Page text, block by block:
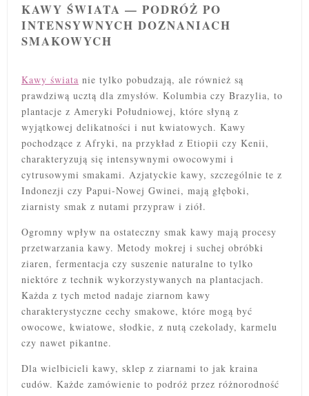
KAWY ŚWIATA — PODRÓŻ PO
INTENSYWNYCH DOZNANIACH
SMAKOWYCH
Kawy świata nie tylko pobudzają, ale również są
prawdziwą ucztą dla zmysłów. Kolumbia czy Brazylia, to
plantacje z Ameryki Południowej, które słyną z
wyjątkowej delikatności i nut kwiatowych. Kawy
pochodzące z Afryki, na przykład z Etiopii czy Kenii,
charakteryzują się intensywnymi owocowymi i
cytrusowymi smakami. Azjatyckie kawy, szczególnie te z
Indonezji czy Papui-Nowej Gwinei, mają głęboki,
ziarnisty smak z nutami przypraw i ziół.
Ogromny wpływ na ostateczny smak kawy mają procesy
przetwarzania kawy. Metody mokrej i suchej obróbki
ziaren, fermentacja czy suszenie naturalne to tylko
niektóre z technik wykorzystywanych na plantacjach.
Każda z tych metod nadaje ziarnom kawy
charakterystyczne cechy smakowe, które mogą być
owocowe, kwiatowe, słodkie, z nutą czekolady, karmelu
czy nawet pikantne.
Dla wielbicieli kawy, sklep z ziarnami to jak kraina
cudów. Każde zamówienie to podróż przez różnorodność